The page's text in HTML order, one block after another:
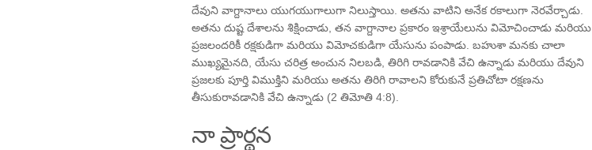
దేవుని వాగ్దానాలు యుగయుగాలుగా నిలుస్తాయి. అతను వాటిని అనేక రకాలుగా నెరవేర్చాడు.
అతను దుష్ట దేశాలను శిక్షించాడు, తన వాగ్దానాల ప్రకారం ఇశ్రాయేలును విమోచించాడు మరియు
ప్రజలందరికీ రక్షకుడిగా మరియు విమోచకుడిగా యేసును పంపాడు. బహుశా మనకు చాలా
ముఖ్యమైనది, యేసు చరిత్ర అంచున నిలబడి, తిరిగి రావడానికి వేచి ఉన్నాడు మరియు దేవుని
ప్రజలకు పూర్తి విముక్తిని మరియు అతను తిరిగి రావాలని కోరుకునే ప్రతిచోటా రక్షణను
తీసుకురావడానికి వేచి ఉన్నాడు (2 తిమోతి 4:8).
నా ప్రార్థన